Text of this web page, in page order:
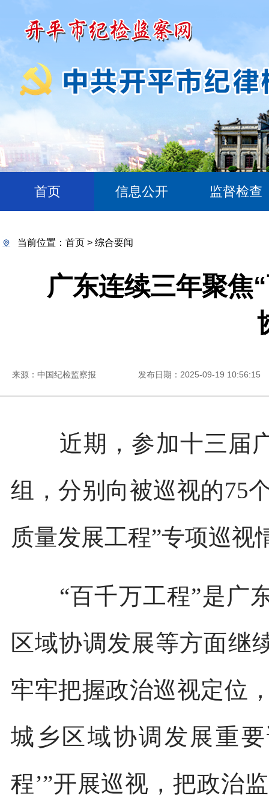
首页 信息公开 监督检查
当前位置： 首页 > 综合要闻
广东连续三年聚焦
来源：中国纪检监察报 发布日期：2025-09-19 10:56:15
近期，参加十三届广
组，分别向被巡视的75
质量发展工程”专项巡
“百千万工程”是广东
区域协调发展等方面继
牢牢把握政治巡视定位
城乡区域协调发展重
程’”开展巡视，把政治